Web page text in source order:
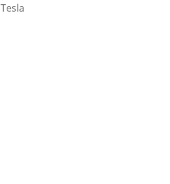
Tesla